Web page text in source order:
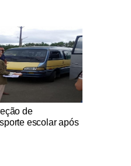
de
escolar após